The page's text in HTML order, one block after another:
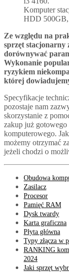
Komputer
HDD 500GB,
Ze względu na
sprzęt stacjonarny
dorównywać
Wykonanie
ryzykiem
której
Specyfikacje
pozostaje nam
skorzystanie z
zakup już gotowego
komputerowego.
możemy otrzymać
jeżeli chodzi o
Obudowa
Zasilacz
Procesor
Pamięć RAM
Dysk twardy
Karta graficzna
Płyta główna
Typy złącza w
RANKING
2024
Jaki sprzęt